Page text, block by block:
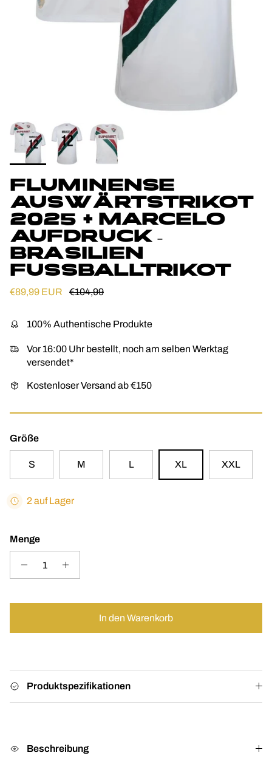
FLUMINENSE
AUSWÄRTSTRIKOT
2025 + MARCELO
AUFDRUCK –
BRASILIEN
FUSSBALLTRIKOT
Verkaufspreis
€89,99 EUR Normaler Preis
€104,99
100% Authentische Produkte
Vor 16:00 Uhr bestellt, noch am selben Werktag
versendet*
Kostenloser Versand ab €150
Größe
S M L XL XXL
2 auf Lager
Menge
In den Warenkorb
Produktspezifikationen
Beschreibung